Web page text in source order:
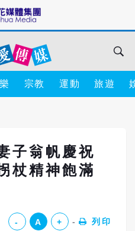
宗教 運動 旅遊
子翁帆慶祝
杖精神飽滿
- A + 列印